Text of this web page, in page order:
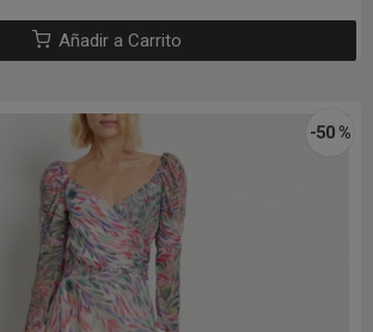
Añadir a Carrito
-50 %